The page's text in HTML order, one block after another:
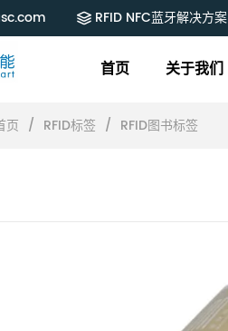
RFID NFC蓝牙解决方案
首页 关于我们
页 / RFID标签 / RFID图书标签